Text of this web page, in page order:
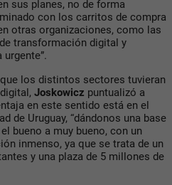
sus planes, no de forma
con los carritos de compra
otras organizaciones, como las
transformación digital y
los distintos sectores tuvieran
Joskowicz puntualizó a
en este sentido está en el
de Uruguay, “dándonos una base
bueno a muy bueno, con un
inmenso, ya que se trata de un
y una plaza de 5 millones de